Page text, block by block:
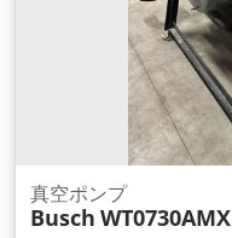
真空ポンプ
Busch WT0730AMX